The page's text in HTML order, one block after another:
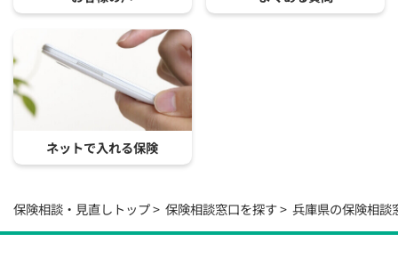
ネットで入れる保険
保険相談・見直しトップ 保険相談窓口を探す 兵庫県の保険相談